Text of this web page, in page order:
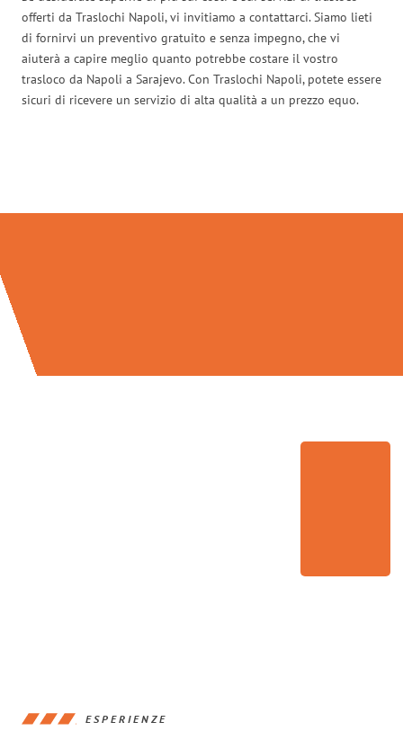
offerti da Traslochi Napoli, vi invitiamo a contattarci. Siamo lieti
di fornirvi un preventivo gratuito e senza impegno, che vi
aiuterà a capire meglio quanto potrebbe costare il vostro
trasloco da Napoli a Sarajevo. Con Traslochi Napoli, potete essere
sicuri di ricevere un servizio di alta qualità a un prezzo equo.
ESPERIENZE